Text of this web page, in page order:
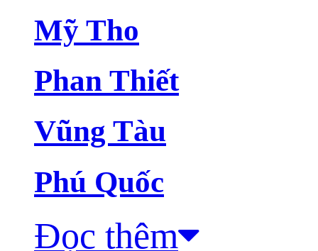
Mỹ Tho
Phan Thiết
Vũng Tàu
Phú Quốc
Đọc thêm